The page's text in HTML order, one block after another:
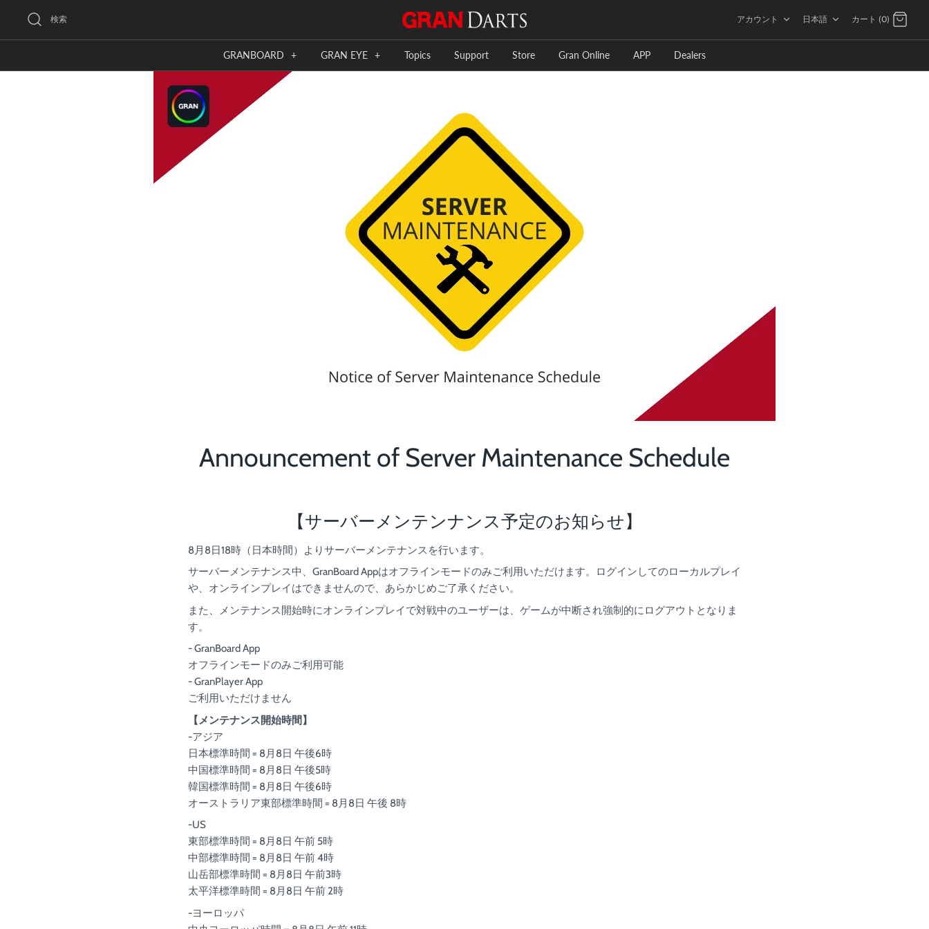
content
検索 アカウント
言
語
日本語 カート (0)
GRANBOARD + GRAN EYE + Topics Support Store Gran Online APP Dealers
Announcement of Server Maintenance Schedule
【サーバーメンテンナンス予定のお知らせ】
8月8日18時（日本時間）よりサーバーメンテナンスを行います。
サーバーメンテナンス中、GranBoard Appはオフラインモードのみご利用いただけます。ログインしてのローカルプレイ
や、オンラインプレイはできませんので、あらかじめご了承ください。
また、メンテナンス開始時にオンラインプレイで対戦中のユーザーは、ゲームが中断され強制的にログアウトとなりま
す。
- GranBoard App
オフラインモードのみご利用可能
- GranPlayer App
ご利用いただけません
【メンテナンス開始時間】
-アジア
日本標準時間 = 8月8日 午後6時
中国標準時間 = 8月8日 午後5時
韓国標準時間 = 8月8日 午後6時
オーストラリア東部標準時間 = 8月8日 午後 8時
-US
東部標準時間 = 8月8日 午前 5時
中部標準時間 = 8月8日 午前 4時
山岳部標準時間 = 8月8日 午前3時
太平洋標準時間 = 8月8日 午前 2時
-ヨーロッパ